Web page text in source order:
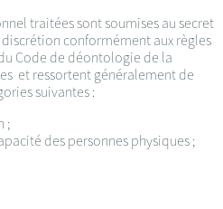
traitées sont soumises au secret
conformément aux règles
Code de déontologie de la
et ressortent généralement de
suivantes :
;
des personnes physiques ;